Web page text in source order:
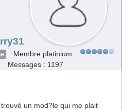
Membre platinium
Messages : 1197
un mod?le qui me plait